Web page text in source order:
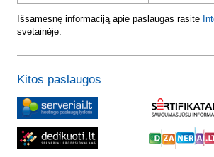
Išsamesnę informaciją apie paslaugas rasite
svetainėje.
Kitos paslaugos